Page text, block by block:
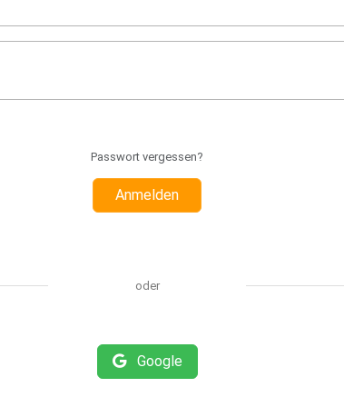
Passwort vergessen?
Anmelden
oder
Google